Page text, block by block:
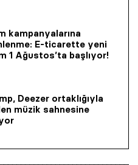
kampanyalarına
E-ticarette yeni
1 Ağustos’ta başlıyor!
Deezer ortaklığıyla
müzik sahnesine